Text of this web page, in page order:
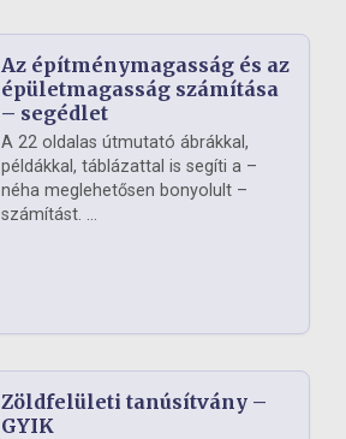
Az építménymagasság és az
épületmagasság számítása
– segédlet
A 22 oldalas útmutató ábrákkal,
példákkal, táblázattal is segíti a –
néha meglehetősen bonyolult –
számítást. ...
Zöldfelületi tanúsítvány –
GYIK